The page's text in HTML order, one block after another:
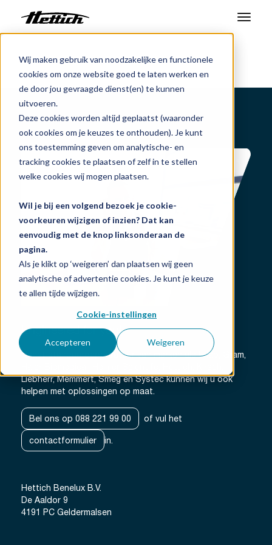
Wij maken gebruik van noodzakelijke en functionele
cookies om onze website goed te laten werken en
de door jou gevraagde dienst(en) te kunnen
uitvoeren.
Deze cookies worden altijd geplaatst (waaronder
ook cookies om je keuzes te onthouden). Je kunt
ons toestemming geven om analytische- en
tracking cookies te plaatsen of zelf in te stellen
welke cookies wij mogen plaatsen.
Wil je bij een volgend bezoek je cookie-
voorkeuren wijzigen of inzien? Dat kan
eenvoudig met de knop linksonderaan de
pagina.
Als je klikt op ‘weigeren’ dan plaatsen wij geen
analytische of advertentie cookies. Je kunt je keuze
te allen tijde wijzigen.
Cookie-instellingen
Accepteren Weigeren
Producten
Markten
Support Center
Over ons
Contact
Nieuws en evenementen
Downloads
Werken bij
Vriesdrogers
Engineered for you!
Naast standaardapparatuur van merken als Erlab, Gram,
Liebherr, Memmert, Smeg en Systec kunnen wij u ook
helpen met oplossingen op maat.
Bel ons op 088 221 99 00 of vul het
contactformulier in.
Hettich Benelux B.V.
De Aaldor 9
4191 PC Geldermalsen